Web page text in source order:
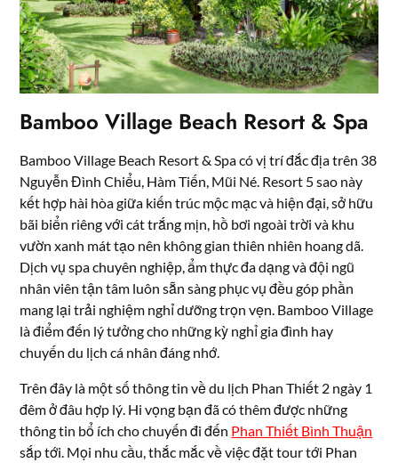
Bamboo Village Beach Resort & Spa
Bamboo Village Beach Resort & Spa có vị trí đắc địa trên 38
Nguyễn Đình Chiểu, Hàm Tiến, Mũi Né . Resort 5 sao này
kết hợp hài hòa giữa kiến trúc mộc mạc và hiện đại, sở hữu
bãi biển riêng với cát trắng mịn, hồ bơi ngoài trời và khu
vườn xanh mát tạo nên không gian thiên nhiên hoang dã.
Dịch vụ spa chuyên nghiệp, ẩm thực đa dạng và đội ngũ
nhân viên tận tâm luôn sẵn sàng phục vụ đều góp phần
mang lại trải nghiệm nghỉ dưỡng trọn vẹn. Bamboo Village
là điểm đến lý tưởng cho những kỳ nghỉ gia đình hay
chuyến du lịch cá nhân đáng nhớ.
Trên đây là một số thông tin về du lịch Phan Thiết 2 ngày 1
đêm ở đâu hợp lý. Hi vọng bạn đã có thêm được những
thông tin bổ ích cho chuyến đi đến Phan Thiết Bình Thuận
sắp tới. Mọi nhu cầu, thắc mắc về việc đặt tour tới Phan